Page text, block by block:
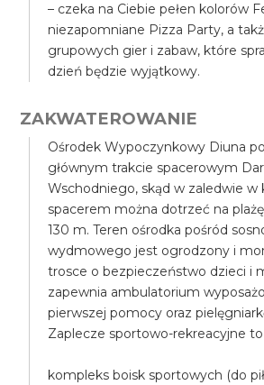
– czeka na Ciebie pełen kolorów
niezapomniane Pizza Party, a
grupowych gier i zabaw, które
dzień będzie wyjątkowy.
ZAKWATEROWANIE
Ośrodek Wypoczynkowy Diuna
głównym trakcie spacerowym
Wschodniego, skąd w zaledwie w
spacerem można dotrzeć na
130 m. Teren ośrodka pośród
wydmowego jest ogrodzony i
trosce o bezpieczeństwo dzieci i
zapewnia ambulatorium
pierwszej pomocy oraz
Zaplecze sportowo-rekreacyjne
kompleks boisk sportowych (do